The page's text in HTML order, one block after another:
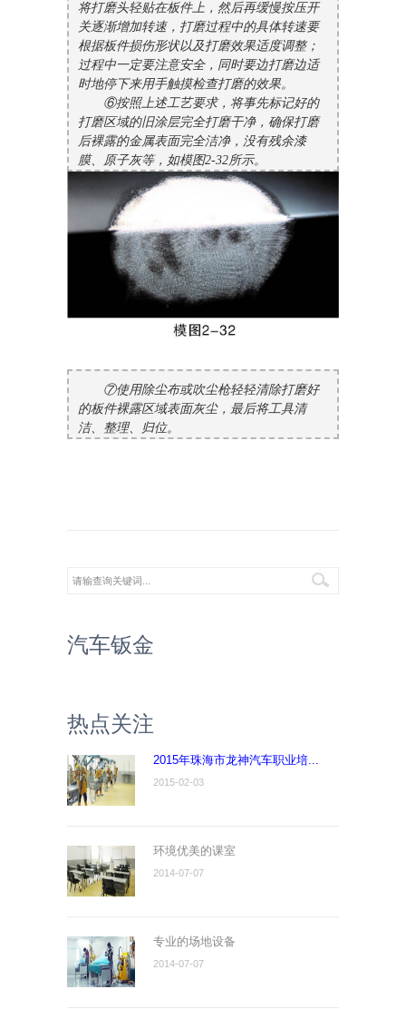
将打磨头轻贴在板件上，然后再缓慢按压开
关逐渐增加转速，打磨过程中的具体转速要
根据板件损伤形状以及打磨效果适度调整；
过程中一定要注意安全，同时要边打磨边适
时地停下来用手触摸检查打磨的效果。
⑥按照上述工艺要求，将事先标记好的
打磨区域的旧涂层完全打磨干净，确保打磨
后裸露的金属表面完全洁净，没有残余漆
膜、原子灰等，如模图2-32所示。
⑦使用除尘布或吹尘枪轻轻清除打磨好
的板件裸露区域表面灰尘，最后将工具清
洁、整理、归位。
汽车钣金
热点关注
2015年珠海市龙神汽车职业培...
2015-02-03
环境优美的课室
2014-07-07
专业的场地设备
2014-07-07